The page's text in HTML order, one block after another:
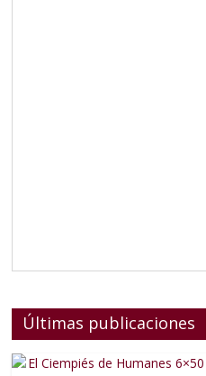
Últimas publicaciones